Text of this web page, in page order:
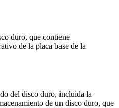
duro, que contiene
de la placa base de la
del disco duro, incluida la
de un disco duro, que